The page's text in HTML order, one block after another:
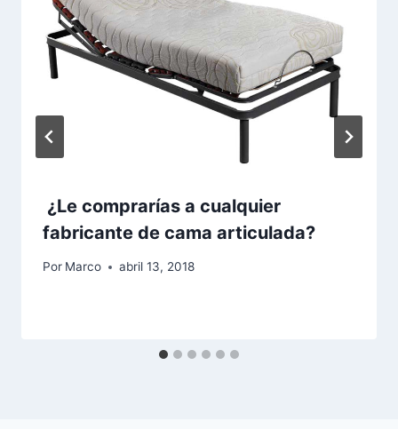
¿Le comprarías a cualquier
fabricante de cama articulada?
Por Marco abril 13, 2018